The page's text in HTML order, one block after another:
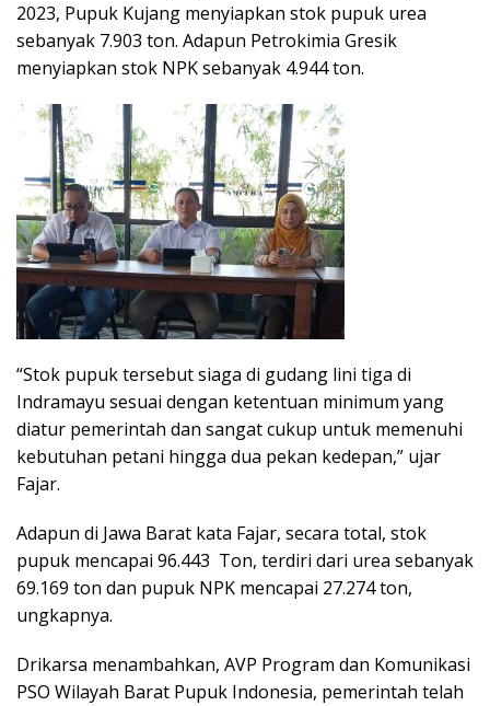
2023, Pupuk Kujang menyiapkan stok pupuk urea
sebanyak 7.903 ton. Adapun Petrokimia Gresik
menyiapkan stok NPK sebanyak 4.944 ton.
“Stok pupuk tersebut siaga di gudang lini tiga di
Indramayu sesuai dengan ketentuan minimum yang
diatur pemerintah dan sangat cukup untuk memenuhi
kebutuhan petani hingga dua pekan kedepan,” ujar
Fajar.
Adapun di Jawa Barat kata Fajar, secara total, stok
pupuk mencapai 96.443 Ton, terdiri dari urea sebanyak
69.169 ton dan pupuk NPK mencapai 27.274 ton,
ungkapnya.
Drikarsa menambahkan, AVP Program dan Komunikasi
PSO Wilayah Barat Pupuk Indonesia, pemerintah telah